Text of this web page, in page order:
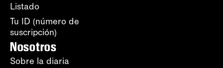
Listado
Tu ID (número de
suscripción)
Nosotros
Sobre la diaria